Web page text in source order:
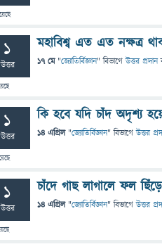
1
উত্তর
মহাবিশ্ব এত এত নক্ষত্র
17 মে "জ্যোতির্বিজ্ঞান" বিভাগে উত্তর প্রদান
1
উত্তর
কি হবে যদি চাঁদ অদৃশ্য
14 এপ্রিল "জ্যোতির্বিজ্ঞান" বিভাগে উত্তর
1
উত্তর
চাঁদে গাছ লাগালে ফল
14 এপ্রিল "জ্যোতির্বিজ্ঞান" বিভাগে উত্তর